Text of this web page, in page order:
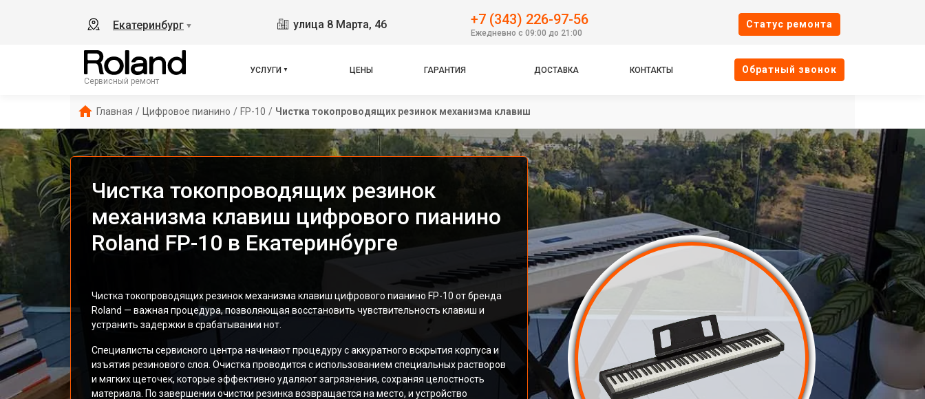
Екатеринбург ▼ улица 8 Марта, 46 +7 (343) 226-97-56
Ежедневно с 09:00 до 21:00
Cтатус ремонта
Сервисный ремонт
УСЛУГИ ЦЕНЫ ГАРАНТИЯ ДОСТАВКА КОНТАКТЫ Oбратный звонок
Главная / Цифровое пианино / FP-10 / Чистка токопроводящих резинок механизма клавиш
Чистка токопроводящих резинок
механизма клавиш цифрового пианино
Roland FP-10 в Екатеринбурге
Чистка токопроводящих резинок механизма клавиш цифрового пианино FP-10 от бренда
Roland — важная процедура, позволяющая восстановить чувствительность клавиш и
устранить задержки в срабатывании нот.
Специалисты сервисного центра начинают процедуру с аккуратного вскрытия корпуса и
изъятия резинового слоя. Очистка проводится с использованием специальных растворов
и мягких щеточек, которые эффективно удаляют загрязнения, сохраняя целостность
материала. По завершении очистки резинка возвращается на место, и устройство